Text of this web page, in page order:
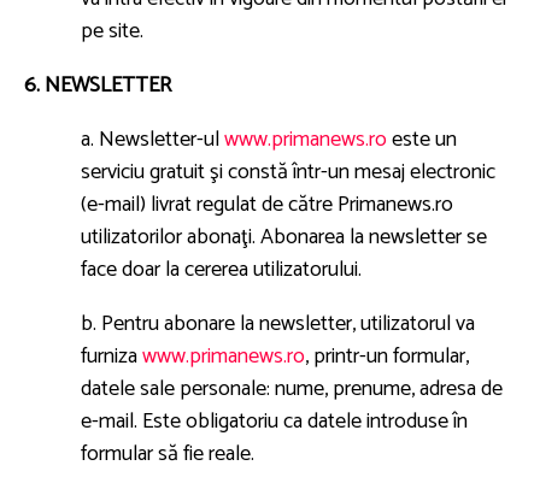
pe site.
6. NEWSLETTER
a. Newsletter-ulwww.primanews.roeste un
serviciu gratuit şi constă într-un mesaj electronic
(e-mail) livrat regulat de către Primanews.ro
utilizatorilor abonaţi. Abonarea la newsletter se
face doar la cererea utilizatorului.
b. Pentru abonare la newsletter, utilizatorul va
furnizawww.primanews.ro, printr-un formular,
datele sale personale: nume, prenume, adresa de
e-mail. Este obligatoriu ca datele introduse în
formular să fie reale.